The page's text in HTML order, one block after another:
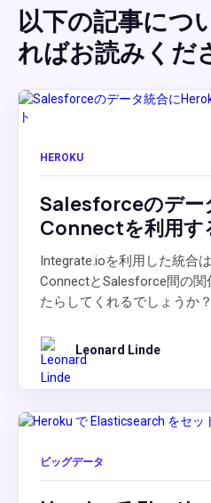
以下の記事につ
ればお読みくだ
HEROKU
Salesforceのデー
Connectを利用す
Integrate.ioを利用した統合
ConnectとSalesforce間の
たらしてくれるでしょうか？
Leonard Linde
ビッグデータ